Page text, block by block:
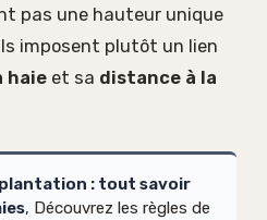
pas une hauteur unique
imposent plutôt un lien
haie et sa distance à la
: tout savoir
, Découvrez les règles de